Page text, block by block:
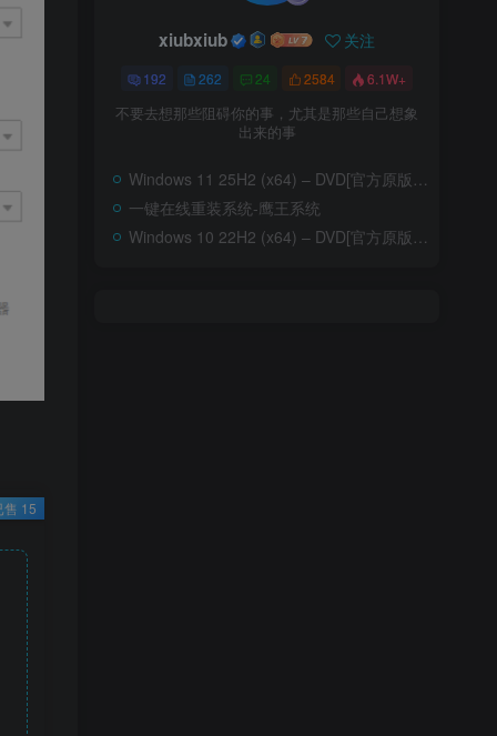
售 15
xiubxiub 关注
192 262 24 2584 6.1W+
不要去想那些阻碍你的事，尤其是那些自己想象
出来的事
Windows 11 25H2 (x64) – DVD[官方原版ISO]–含家庭版
一键在线重装系统-鹰王系统
Windows 10 22H2 (x64) – DVD[官方原版ISO]-含家庭版